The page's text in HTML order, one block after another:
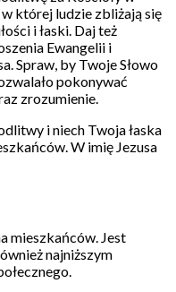
której ludzie zbliżają się
i łaski. Daj też
Ewangelii i
Spraw, by Twoje Słowo
pokonywać
zrozumienie.
i niech Twoja łaska
W imię Jezusa
mieszkańców. Jest
najniższym